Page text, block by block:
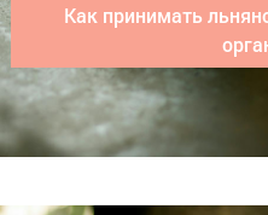
Как принимать